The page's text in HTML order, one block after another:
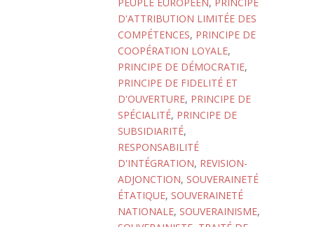
D'ATTRIBUTION LIMITÉE DES
COMPÉTENCES, PRINCIPE DE
COOPÉRATION LOYALE,
PRINCIPE DE DÉMOCRATIE,
PRINCIPE DE FIDELITÉ ET
D'OUVERTURE, PRINCIPE DE
SPÉCIALITÉ, PRINCIPE DE
SUBSIDIARITÉ,
RESPONSABILITÉ
D'INTÉGRATION, REVISION-
ADJONCTION, SOUVERAINETÉ
ÉTATIQUE, SOUVERAINETÉ
NATIONALE, SOUVERAINISME,